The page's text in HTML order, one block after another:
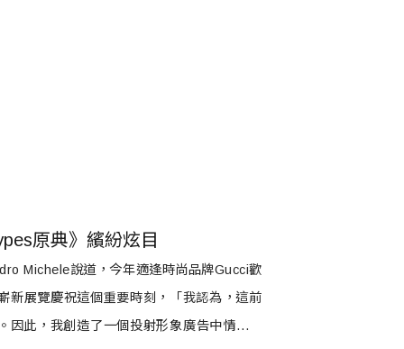
原典》繽紛炫目
Michele說道，今年適逢時尚品牌Gucci歡
新展覽慶祝這個重要時刻，「我認為，這前
此，我創造了一個投射形象廣告中情緒的